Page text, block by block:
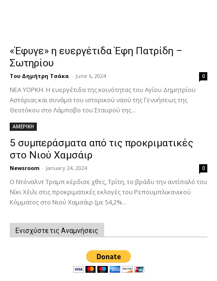
«Έφυγε» η ευεργέτιδα Έφη Πατρίδη –
Σωτηρίου
Του Δημήτρη Τσάκα - June 6, 2024 0
ΝΕΑ ΥΟΡΚΗ. Η ευεργέτιδα της κοινότητας του Αγίου Δημητρίου
Αστόριας και συνάμα του ιστορικού ναού της Γεννήσεως της
Θεοτόκου στο Λάμποβο του Σταυρού της...
ΑΜΕΡΙΚΗ
5 συμπεράσματα από τις προκριματικές
στο Νιού Χαμσάιρ
Newsroom - January 24, 2024 0
Ο Ντόναλντ Τραμπ κέρδισε χθες, Τρίτη, το βράδυ την αντίπαλό του
Νίκι Χέιλι στις προκριματικές εκλογές του Ρεπουμπλικανικού
Κόμματος στο Νιού Χαμσάιρ (με 54,2%...
Ενισχύστε τις Αναμνήσεις